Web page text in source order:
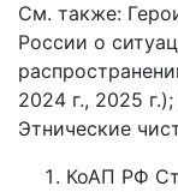
См. также:
России о
2024 г., 2025
Этнические
КоАП РФ